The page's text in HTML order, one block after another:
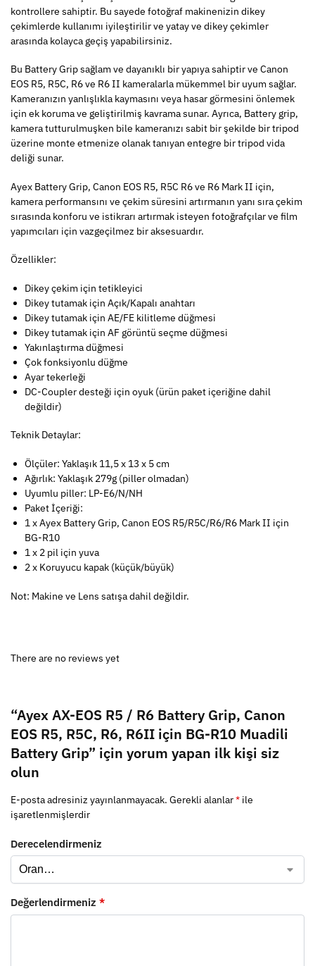
kontrollere sahiptir. Bu sayede fotoğraf makinenizin dikey
çekimlerde kullanımı iyileştirilir ve yatay ve dikey çekimler
arasında kolayca geçiş yapabilirsiniz.
Bu Battery Grip sağlam ve dayanıklı bir yapıya sahiptir ve Canon
EOS R5, R5C, R6 ve R6 II kameralarla mükemmel bir uyum sağlar.
Kameranızın yanlışlıkla kaymasını veya hasar görmesini önlemek
için ek koruma ve geliştirilmiş kavrama sunar. Ayrıca, Battery grip,
kamera tutturulmuşken bile kameranızı sabit bir şekilde bir tripod
üzerine monte etmenize olanak tanıyan entegre bir tripod vida
deliği sunar.
Ayex Battery Grip, Canon EOS R5, R5C R6 ve R6 Mark II için,
kamera performansını ve çekim süresini artırmanın yanı sıra çekim
sırasında konforu ve istikrarı artırmak isteyen fotoğrafçılar ve film
yapımcıları için vazgeçilmez bir aksesuardır.
Özellikler:
Dikey çekim için tetikleyici
Dikey tutamak için Açık/Kapalı anahtarı
Dikey tutamak için AE/FE kilitleme düğmesi
Dikey tutamak için AF görüntü seçme düğmesi
Yakınlaştırma düğmesi
Çok fonksiyonlu düğme
Ayar tekerleği
DC-Coupler desteği için oyuk (ürün paket içeriğine dahil
değildir)
Teknik Detaylar:
Ölçüler: Yaklaşık 11,5 x 13 x 5 cm
Ağırlık: Yaklaşık 279g (piller olmadan)
Uyumlu piller: LP-E6/N/NH
Paket İçeriği:
1 x Ayex Battery Grip, Canon EOS R5/R5C/R6/R6 Mark II için
BG-R10
1 x 2 pil için yuva
2 x Koruyucu kapak (küçük/büyük)
Not: Makine ve Lens satışa dahil değildir.
There are no reviews yet
“Ayex AX-EOS R5 / R6 Battery Grip, Canon
EOS R5, R5C, R6, R6II için BG-R10 Muadili
Battery Grip” için yorum yapan ilk kişi siz
olun
E-posta adresiniz yayınlanmayacak. Gerekli alanlar* ile
işaretlenmişlerdir
Derecelendirmeniz
Değerlendirmeniz *